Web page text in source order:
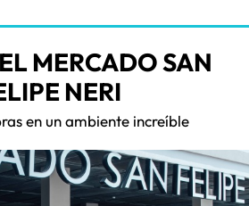
MERCADO SAN
NERI
en un ambiente increíble